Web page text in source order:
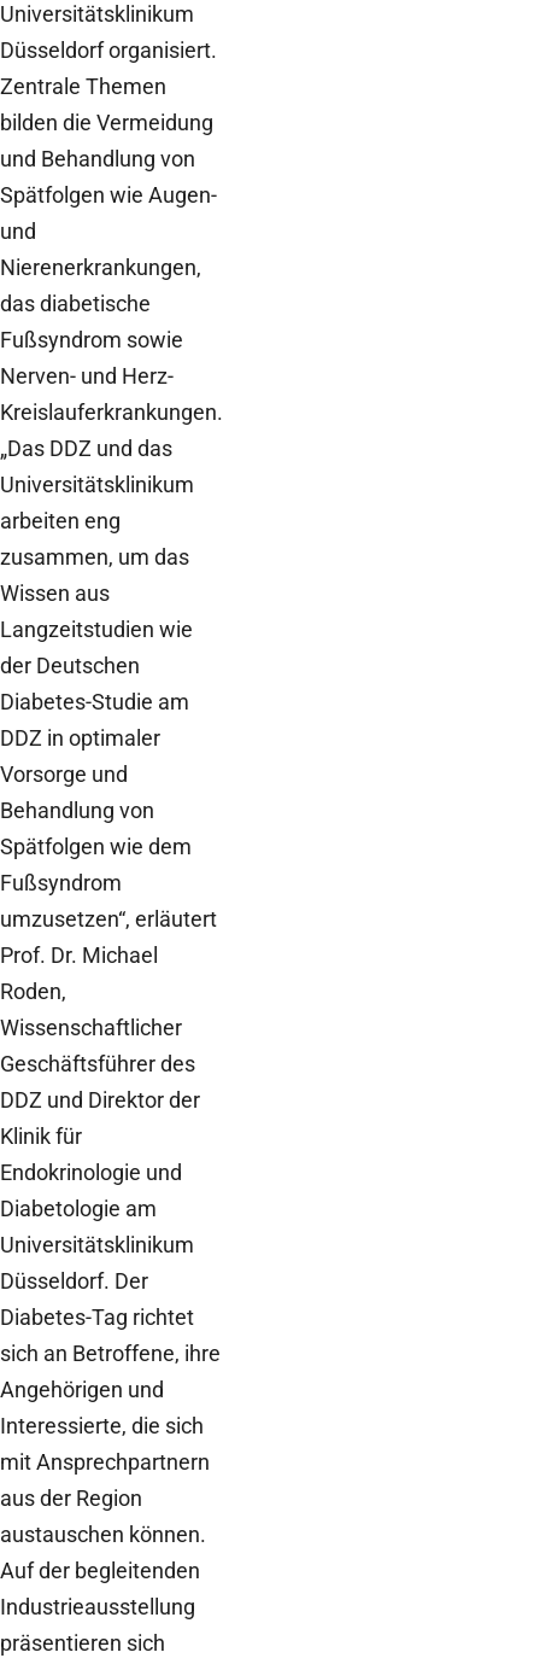
Universitätsklinikum
Düsseldorf organisiert.
Zentrale Themen
bilden die Vermeidung
und Behandlung von
Spätfolgen wie Augen-
und
Nierenerkrankungen,
das diabetische
Fußsyndrom sowie
Nerven- und Herz-
Kreislauferkrankungen.
„Das DDZ und das
Universitätsklinikum
arbeiten eng
zusammen, um das
Wissen aus
Langzeitstudien wie
der Deutschen
Diabetes-Studie am
DDZ in optimaler
Vorsorge und
Behandlung von
Spätfolgen wie dem
Fußsyndrom
umzusetzen“, erläutert
Prof. Dr. Michael
Roden,
Wissenschaftlicher
Geschäftsführer des
DDZ und Direktor der
Klinik für
Endokrinologie und
Diabetologie am
Universitätsklinikum
Düsseldorf. Der
Diabetes-Tag richtet
sich an Betroffene, ihre
Angehörigen und
Interessierte, die sich
mit Ansprechpartnern
aus der Region
austauschen können.
Auf der begleitenden
Industrieausstellung
präsentieren sich